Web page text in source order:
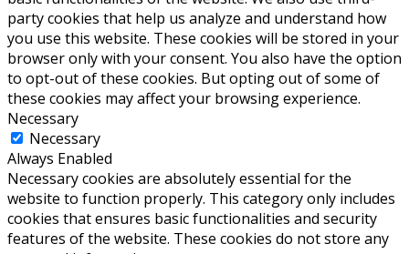
party cookies that help us analyze and understand how
you use this website. These cookies will be stored in your
browser only with your consent. You also have the option
to opt-out of these cookies. But opting out of some of
these cookies may affect your browsing experience.
Necessary
Necessary
Always Enabled
Necessary cookies are absolutely essential for the
website to function properly. This category only includes
cookies that ensures basic functionalities and security
features of the website. These cookies do not store any